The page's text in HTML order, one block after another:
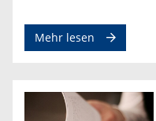
Mehr lesen